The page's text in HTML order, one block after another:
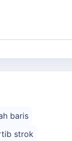
baris
strok